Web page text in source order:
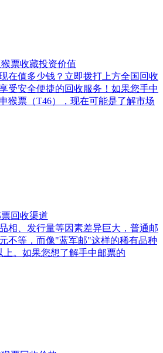
票收藏投资价值
在值多少钱？立即拨打上方全国回收
受安全便捷的回收服务！如果您手中
猴票（T46），现在可能是了解市场
回收渠道
相、发行量等因素差异巨大，普通邮
不等，而像"蓝军邮"这样的稀有品种
上。如果您想了解手中邮票的